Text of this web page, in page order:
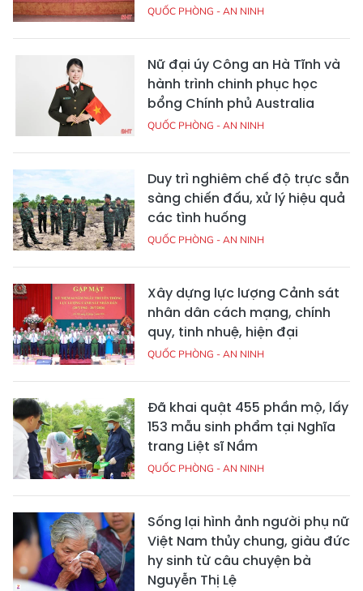
QUỐC PHÒNG - AN NINH
Nữ đại úy Công an Hà Tĩnh và
hành trình chinh phục học
bổng Chính phủ Australia
QUỐC PHÒNG - AN NINH
Duy trì nghiêm chế độ trực sẵn
sàng chiến đấu, xử lý hiệu quả
các tình huống
QUỐC PHÒNG - AN NINH
Xây dựng lực lượng Cảnh sát
nhân dân cách mạng, chính
quy, tinh nhuệ, hiện đại
QUỐC PHÒNG - AN NINH
Đã khai quật 455 phần mộ, lấy
153 mẫu sinh phẩm tại Nghĩa
trang Liệt sĩ Nầm
QUỐC PHÒNG - AN NINH
Sống lại hình ảnh người phụ nữ
Việt Nam thủy chung, giàu đức
hy sinh từ câu chuyện bà
Nguyễn Thị Lệ